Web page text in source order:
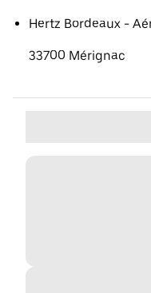
Hertz Bordeaux -
33700 Mérignac